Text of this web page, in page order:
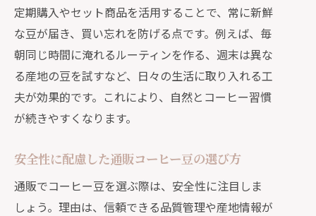
定期購入やセット商品を活用することで、常に新鮮
な豆が届き、買い忘れを防げる点です。例えば、毎
朝同じ時間に淹れるルーティンを作る、週末は異な
る産地の豆を試すなど、日々の生活に取り入れる工
夫が効果的です。これにより、自然とコーヒー習慣
が続きやすくなります。
安全性に配慮した通販コーヒー豆の選び方
通販でコーヒー豆を選ぶ際は、安全性に注目しま
しょう。理由は、信頼できる品質管理や産地情報が